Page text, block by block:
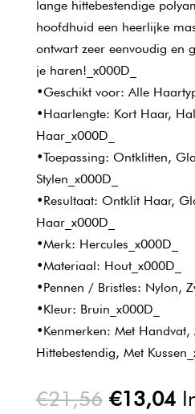
lange hittebestendige
hoofdhuid een heerlijke
ontwart zeer eenvoudig en
je haren!_x000D_
•Geschikt voor: Alle
•Haarlengte: Kort Haar,
Haar_x000D_
•Toepassing: Ontklitten,
Stylen_x000D_
•Resultaat: Ontklit Haar,
Haar_x000D_
•Merk: Hercules_x000D_
•Materiaal: Hout_x000D_
•Pennen / Bristles: Nylon,
•Kleur: Bruin_x000D_
•Kenmerken: Met Handvat,
Hittebestendig, Met
€21,56 €13,04